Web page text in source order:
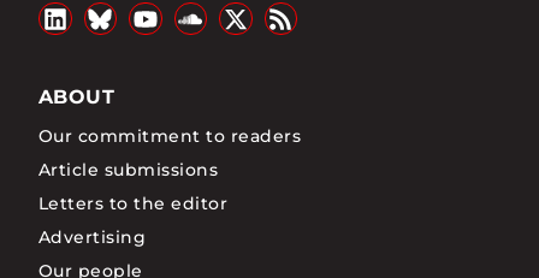
ABOUT
Our commitment to readers
Article submissions
Letters to the editor
Advertising
Our people